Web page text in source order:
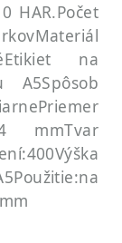
HAR.Počet
Materiál
Etikiet na
A5Spôsob
Priemer
mmTvar
Výška
Použitie:na